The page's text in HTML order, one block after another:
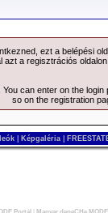
ezt a belépési
azt a regisztrációs
can enter on the login
so on the registration
Képgaléria